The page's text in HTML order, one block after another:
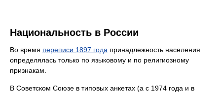
Национальность в России
Во время переписи 1897 года принадлежность населения
определялась только по языковому и по религиозному
признакам.
В Советском Союзе в типовых анкетах (а с 1974 года и в